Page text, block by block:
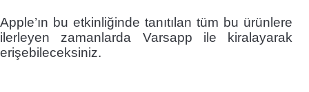
Apple’ın bu etkinliğinde tanıtılan tüm bu ürünlere
ilerleyen zamanlarda Varsapp ile kiralayarak
erişebileceksiniz.